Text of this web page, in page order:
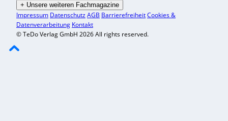
+ Unsere weiteren Fachmagazine
Impressum DatenschutzAGB BarrierefreiheitCookies &
Datenverarbeitung Kontakt
© TeDo Verlag GmbH 2026 All rights reserved.